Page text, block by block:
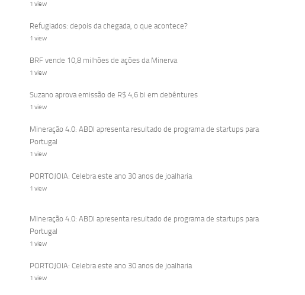
1 view
Refugiados: depois da chegada, o que acontece?
1 view
BRF vende 10,8 milhões de ações da Minerva
1 view
Suzano aprova emissão de R$ 4,6 bi em debêntures
1 view
Mineração 4.0: ABDI apresenta resultado de programa de startups para
Portugal
1 view
PORTOJOIA: Celebra este ano 30 anos de joalharia
1 view
Mineração 4.0: ABDI apresenta resultado de programa de startups para
Portugal
1 view
PORTOJOIA: Celebra este ano 30 anos de joalharia
1 view